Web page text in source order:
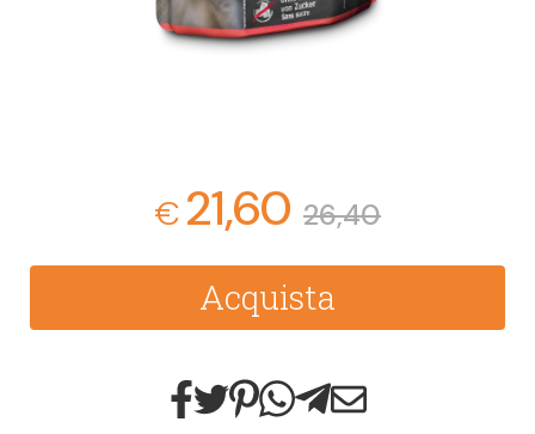
€21,60 26,40
Acquista